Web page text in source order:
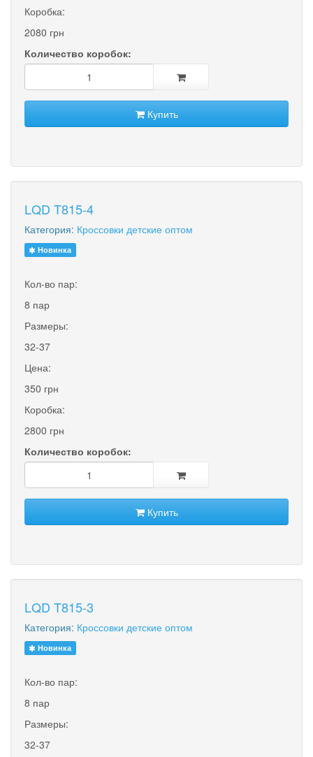
Коробка:
2080 грн
Количество коробок:
Купить
LQD T815-4
Категория: Кроссовки детские оптом
Новинка
Кол-во пар:
8 пар
Размеры:
32-37
Цена:
350 грн
Коробка:
2800 грн
Количество коробок:
Купить
LQD T815-3
Категория: Кроссовки детские оптом
Новинка
Кол-во пар:
8 пар
Размеры:
32-37